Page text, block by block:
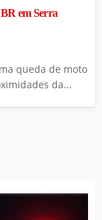
em Serra
queda de moto
da...